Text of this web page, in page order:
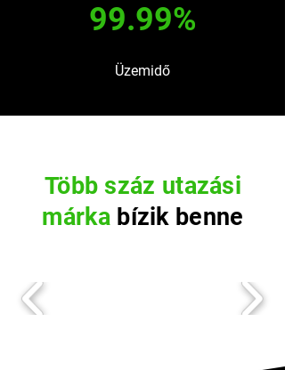
99.99%
Üzemidő
Több száz utazási
márka bízik benne